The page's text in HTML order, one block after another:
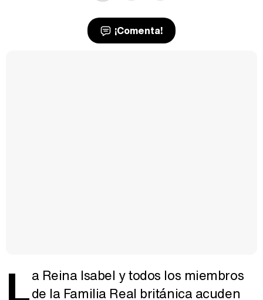
¡Comenta!
a Reina Isabel y todos los miembros
de la Familia Real británica acuden